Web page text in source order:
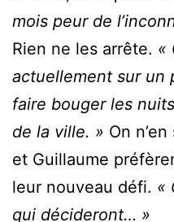
mois peur de
Rien ne les arrête. «
actuellement sur un
faire bouger les
de la ville. » On
et Guillaume
leur nouveau défi. «
qui décideront… »